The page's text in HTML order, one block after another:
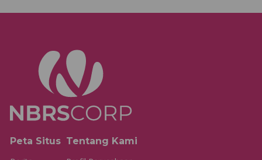
Peta Situs Tentang Kami